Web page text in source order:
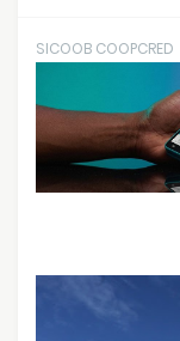
SICOOB COOPCRED